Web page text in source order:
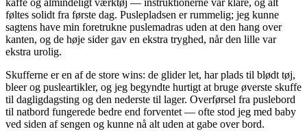
føltes solidt fra første dag. Puslepladsen er rummelig; jeg kunne
sagtens have min foretrukne puslemadras uden at den hang over
kanten, og de høje sider gav en ekstra tryghed, når den lille var
ekstra urolig.
Skufferne er en af de store wins: de glider let, har plads til blødt tøj,
bleer og pusleartikler, og jeg begyndte hurtigt at bruge øverste skuffe
til dagligdagsting og den nederste til lager. Overførsel fra puslebord
til natbord fungerede bedre end forventet — ofte stod jeg med baby
ved siden af sengen og kunne nå alt uden at gabe over bord.